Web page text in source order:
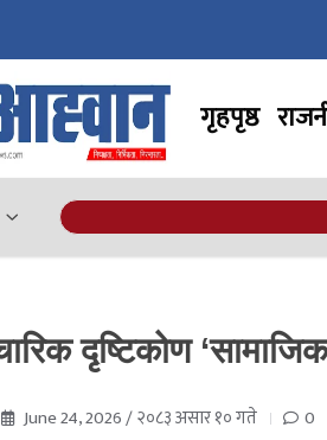
गृहपृष्ठ
दृष्टिकोण
June 24, 2026 / २०८३ असार १० गते 0